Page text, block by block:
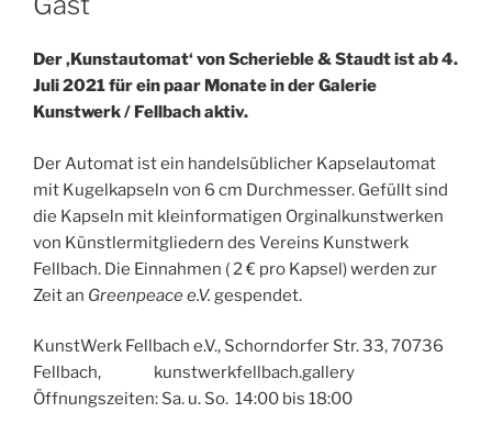
Der ‚Kunstautomat‘ von Scherieble & Staudt ist ab 4.
Juli 2021 für ein paar Monate in der Galerie
Kunstwerk / Fellbach aktiv.
Der Automat ist ein handelsüblicher Kapselautomat
mit Kugelkapseln von 6 cm Durchmesser. Gefüllt sind
die Kapseln mit kleinformatigen Orginalkunstwerken
von Künstlermitgliedern des Vereins Kunstwerk
Fellbach. Die Einnahmen ( 2 € pro Kapsel) werden zur
Zeit an Greenpeace e.V. gespendet.
KunstWerk Fellbach e.V., Schorndorfer Str. 33, 70736
Fellbach, kunstwerkfellbach.gallery
Öffnungszeiten: Sa. u. So. 14:00 bis 18:00